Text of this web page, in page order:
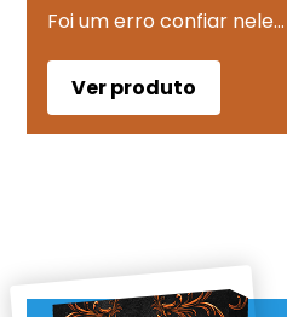
Foi um erro confiar nele…
Ver produto